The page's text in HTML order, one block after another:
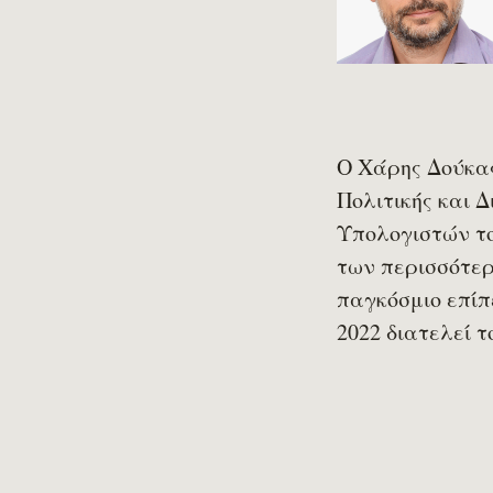
Ο Χάρης
Πολιτικής και
Υπολογιστών
των
παγκόσμιο
2022 διατελεί